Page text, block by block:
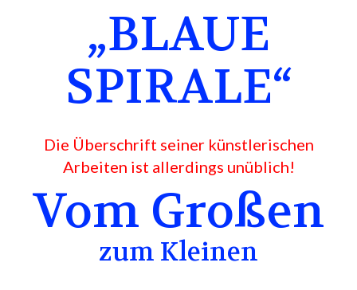
„BLAUE
SPIRALE“
Die Überschrift seiner künstlerischen
Arbeiten ist allerdings unüblich!
Vom Großen
zum Kleinen